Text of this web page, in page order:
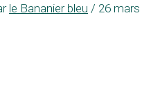
le Bananier bleu / 26 mars